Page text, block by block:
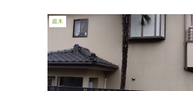
庭木